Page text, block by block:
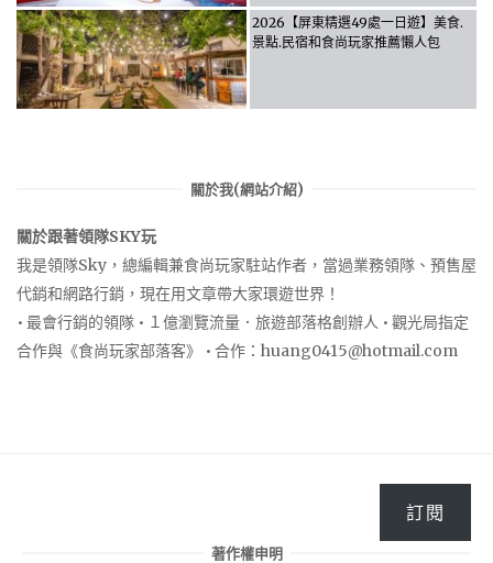
2026【屏東精選49處一日遊】美食.
景點.民宿和食尚玩家推薦懶人包
關於我(網站介紹)
關於跟著領隊SKY玩
我是領隊Sky，總編輯兼食尚玩家駐站作者，當過業務領隊、預售屋
代銷和網路行銷，現在用文章帶大家環遊世界！
• 最會行銷的領隊 • １億瀏覽流量．旅遊部落格創辦人 • 觀光局指定
合作與《食尚玩家部落客》 • 合作： huang0415@hotmail.com
著作權申明
訂閱